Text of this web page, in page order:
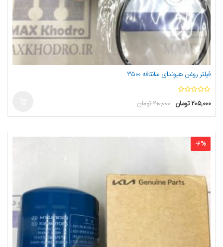
فیلتر روغن هیوندای سانتافه ۳۵۰۰
۲۱۰,۰۰۰تومان ۲۰۵,۰۰۰تومان
-6%